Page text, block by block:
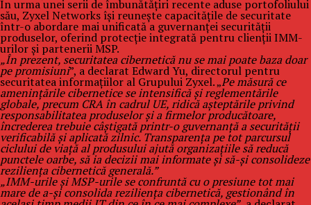
În urma unei serii de îmbunătățiri recente aduse portofoliului
său, Zyxel Networks își reunește capacitățile de securitate
într-o abordare mai unificată a guvernanței securității
produselor, oferind protecție integrată pentru clienții IMM-
urilor și partenerii MSP.
„În prezent, securitatea cibernetică nu se mai poate baza doar
pe promisiuni”, a declarat Edward Yu, directorul pentru
securitatea informațiilor al Grupului Zyxel. „Pe măsură ce
amenințările cibernetice se intensifică și reglementările
globale, precum CRA în cadrul UE, ridică așteptările privind
responsabilitatea produselor și a firmelor producătoare,
încrederea trebuie câștigată printr-o guvernanță a securității
verificabilă și aplicată zilnic. Transparența pe tot parcursul
ciclului de viață al produsului ajută organizațiile să reducă
punctele oarbe, să ia decizii mai informate și să-și consolideze
reziliența cibernetică generală.”
„IMM-urile și MSP-urile se confruntă cu o presiune tot mai
mare de a-și consolida reziliența cibernetică, gestionând în